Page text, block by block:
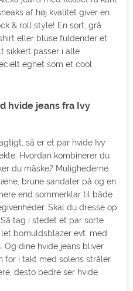
af høj kvalitet giver en
& roll style! En sort, grå
eller bluse fuldender et
sikkert passer i alle
egnet som et cool
hvide jeans fra Ivy
så er et par hvide Ivy
Hvordan kombinerer du
du måske? Mulighederne
brune sandaler på og en
end sommerklar til både
Skal du dresse op
tag i stedet et par sorte
bomuldsblazer evt. med
Og dine hvide jeans bliver
for i takt med solens stråler
desto bedre ser hvide